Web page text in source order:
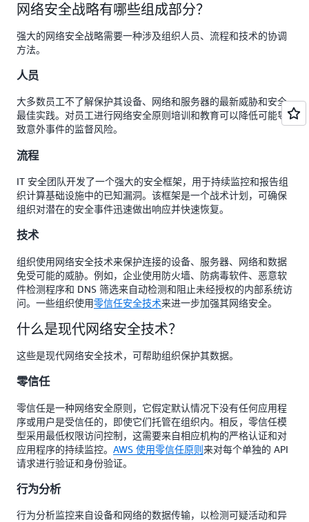
网络安全战略有哪些组成部分？
强大的网络安全战略需要一种涉及组织人员、流程和技术的协调
方法。
人员
大多数员工不了解保护其设备、网络和服务器的最新威胁和安全
最佳实践。对员工进行网络安全原则培训和教育可以降低可能导
致意外事件的监督风险。
流程
IT 安全团队开发了一个强大的安全框架，用于持续监控和报告组
织计算基础设施中的已知漏洞。该框架是一个战术计划，可确保
组织对潜在的安全事件迅速做出响应并快速恢复。
技术
组织使用网络安全技术来保护连接的设备、服务器、网络和数据
免受可能的威胁。例如，企业使用防火墙、防病毒软件、恶意软
件检测程序和 DNS 筛选来自动检测和阻止未经授权的内部系统访
问。一些组织使用零信任安全技术来进一步加强其网络安全。
什么是现代网络安全技术？
这些是现代网络安全技术，可帮助组织保护其数据。
零信任
零信任是一种网络安全原则，它假定默认情况下没有任何应用程
序或用户是受信任的，即使它们托管在组织内。相反，零信任模
型采用最低权限访问控制，这需要来自相应机构的严格认证和对
应用程序的持续监控。 AWS 使用零信任原则来对每个单独的 API
请求进行验证和身份验证。
行为分析
行为分析监控来自设备和网络的数据传输，以检测可疑活动和异